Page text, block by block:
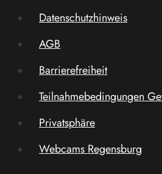
Datenschutzhinweis
AGB
Barrierefreiheit
Teilnahmebedingungen
Privatsphäre
Webcams Regensburg